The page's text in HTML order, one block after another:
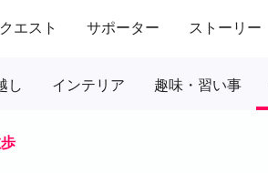
エスト サポーター ストーリー
し インテリア 趣味・習い事